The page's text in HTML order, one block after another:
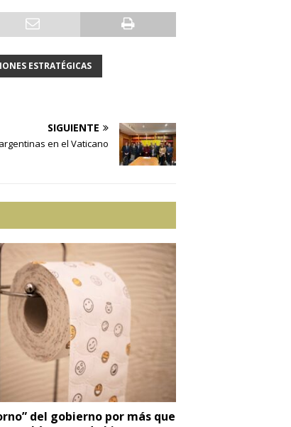
ESTRATÉGICAS
SIGUIENTE
en el Vaticano
del gobierno por más que